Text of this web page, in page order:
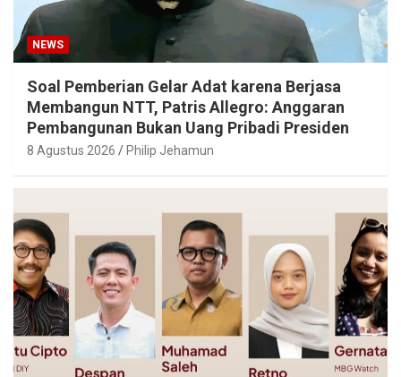
NEWS
Soal Pemberian Gelar Adat karena Berjasa
Membangun NTT, Patris Allegro: Anggaran
Pembangunan Bukan Uang Pribadi Presiden
8 Agustus 2026 Philip Jehamun